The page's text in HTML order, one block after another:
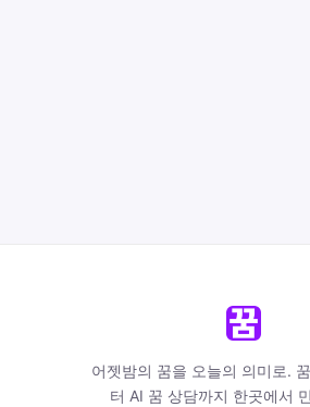
어젯밤의 꿈을 오늘의 의미로.
터 AI 꿈 상담까지 한곳에서